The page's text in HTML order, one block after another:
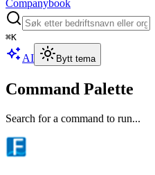
Companybook
⌘K
AI Bytt tema
Command Palette
Search for a command to run...